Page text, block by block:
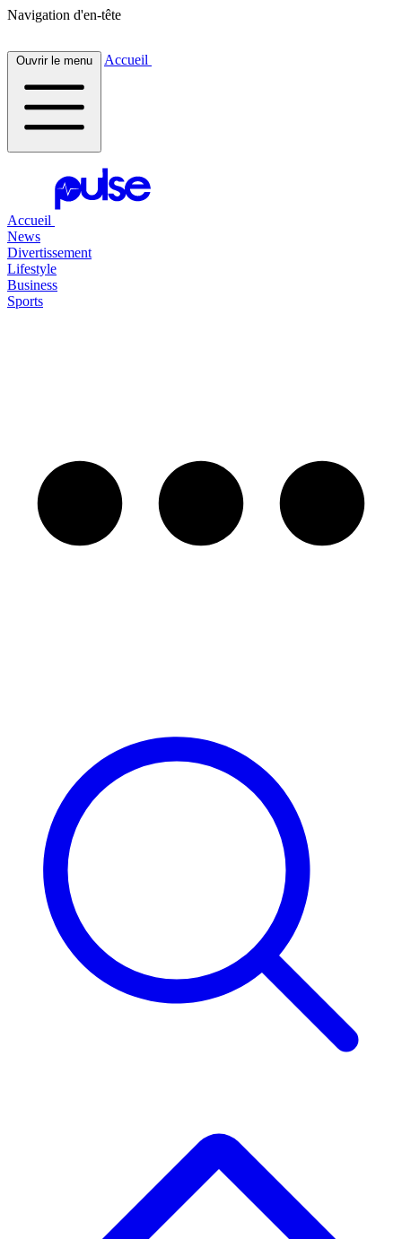
Navigation d'en-tête
Ouvrir le menu Accueil
Accueil
News
Divertissement
Lifestyle
Business
Sports